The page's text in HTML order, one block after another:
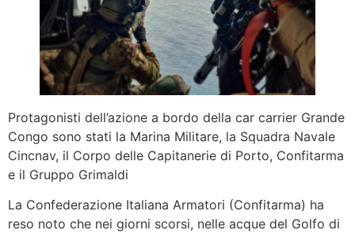
Protagonisti dell’azione a bordo della car carrier Grande
Congo sono stati la Marina Militare, la Squadra Navale
Cincnav, il Corpo delle Capitanerie di Porto, Confitarma
e il Gruppo Grimaldi
La Confederazione Italiana Armatori (Confitarma) ha
reso noto che nei giorni scorsi, nelle acque del Golfo di